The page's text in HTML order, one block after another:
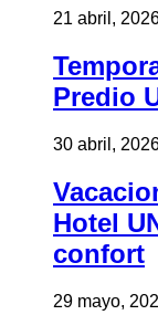
21 abril,
Predio
30 abril,
Hotel
confort
29 mayo,